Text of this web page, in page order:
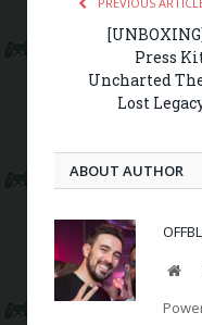
Press
Uncharted
Lost
ABOUT AUTHOR